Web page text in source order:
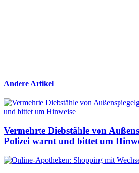
Andere Artikel
Vermehrte Diebstähle von
Polizei warnt und bittet um